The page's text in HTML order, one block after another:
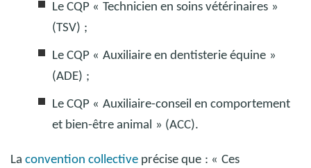
Le CQP « Technicien en soins vétérinaires »
(TSV) ;
Le CQP « Auxiliaire en dentisterie équine »
(ADE) ;
Le CQP « Auxiliaire-conseil en comportement
et bien-être animal » (ACC).
La convention collective précise que : « Ces